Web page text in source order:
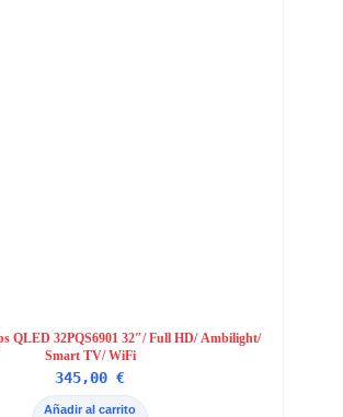
QLED 32PQS6901 32″/ Full HD/ Ambilight/
Smart TV/ WiFi
345,00€
Añadir al carrito